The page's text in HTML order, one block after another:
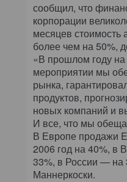
сообщил, что
корпорации
месяцев стоимость
более чем на 50%,
«В прошлом году
мероприятии мы
рынка,
продуктов,
новых компаний и
И все, что мы
В Европе продажи
2006 год на 40%, в
33%, в России —
Маннеркоски.